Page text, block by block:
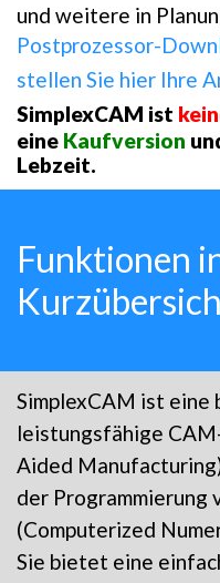
und weitere in
Postprozessor-
stellen Sie hier Ihre
SimplexCAM ist
eine Kaufversion
Lebzeit.
Funktionen
SimplexCAM ist eine
leistungsfähige
Aided
der Programmierung
(Computerized
Sie bietet eine